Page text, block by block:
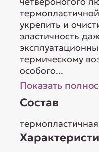
укрепить и
эластичность
термическому
особого...
Показать
Состав